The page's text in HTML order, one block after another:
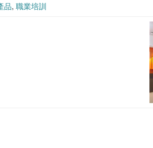
品 職業培訓